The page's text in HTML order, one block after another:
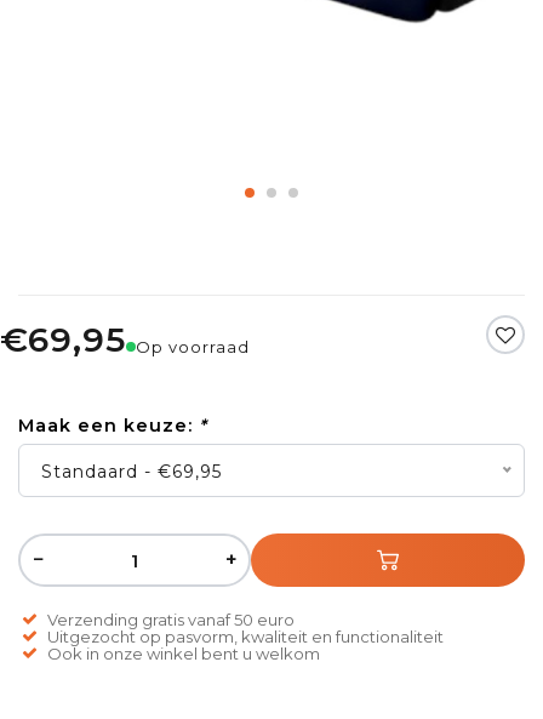
€69,95 Op voorraad
Maak een keuze: *
Standaard - €69,95
− +
Verzending gratis vanaf 50 euro
Uitgezocht op pasvorm, kwaliteit en functionaliteit
Ook in onze winkel bent u welkom